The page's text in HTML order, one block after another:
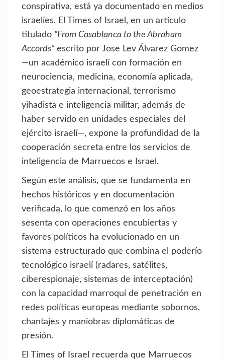
conspirativa, está ya documentado en medios
israelíes. El Times of Israel, en un artículo
titulado “From Casablanca to the Abraham
Accords”escrito por Jose Lev Álvarez Gomez
—un académico israelí con formación en
neurociencia, medicina, economía aplicada,
geoestrategia internacional, terrorismo
yihadista e inteligencia militar, además de
haber servido en unidades especiales del
ejército israelí—, expone la profundidad de la
cooperación secreta entre los servicios de
inteligencia de Marruecos e Israel.
Según este análisis, que se fundamenta en
hechos históricos y en documentación
verificada, lo que comenzó en los años
sesenta con operaciones encubiertas y
favores políticos ha evolucionado en un
sistema estructurado que combina el poderío
tecnológico israelí (radares, satélites,
ciberespionaje, sistemas de interceptación)
con la capacidad marroquí de penetración en
redes políticas europeas mediante sobornos,
chantajes y maniobras diplomáticas de
presión.
El Times of Israel recuerda que Marruecos